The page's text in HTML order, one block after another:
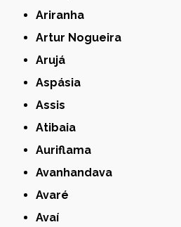
Ariranha
Artur Nogueira
Arujá
Aspásia
Assis
Atibaia
Auriflama
Avanhandava
Avaré
Avaí